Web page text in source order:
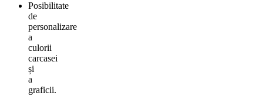
Posibilitate
de
personalizare
a
culorii
carcasei
și
a
graficii.